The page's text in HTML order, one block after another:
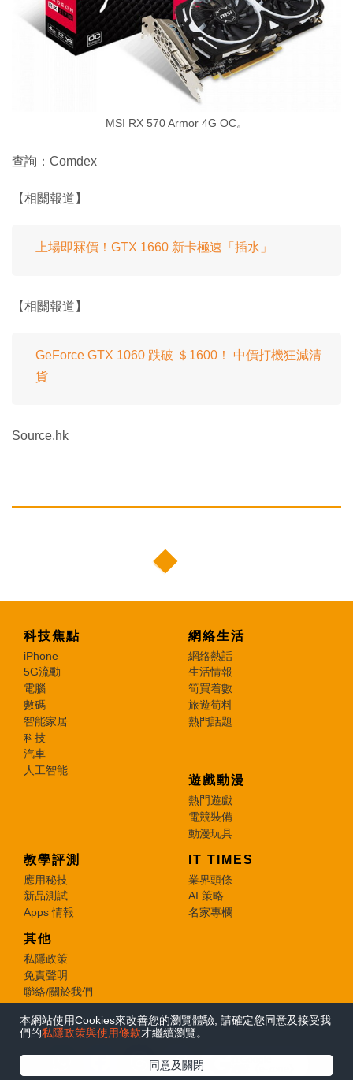
本網站使用Cookies來改善您的瀏覽體驗, 請確定您同意及接受我
們的私隱政策與使用條款才繼續瀏覽。
同意及關閉
MSI RX 570 Armor 4G OC。
查詢：Comdex
【相關報道】
上場即冧價！GTX 1660 新卡極速「插水」
【相關報道】
GeForce GTX 1060 跌破 ＄1600！ 中價打機狂減清
貨
Source.hk
科技焦點
iPhone
5G流動
電腦
數碼
智能家居
科技
汽車
人工智能
網絡生活
網絡熱話
生活情報
筍買着數
旅遊筍料
熱門話題
遊戲動漫
熱門遊戲
電競裝備
動漫玩具
教學評測
應用秘技
新品測試
Apps 情報
IT TIMES
業界頭條
AI 策略
名家專欄
其他
私隱政策
免責聲明
聯絡/關於我們
© 2026 e-zone. All Rights Reserved.